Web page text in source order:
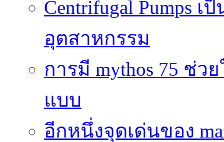
Centrifugal Pumps
อุตสาหกรรม
การมี mythos 75 ช่
แบบ
อีกหนึ่งจุดเด่นของ